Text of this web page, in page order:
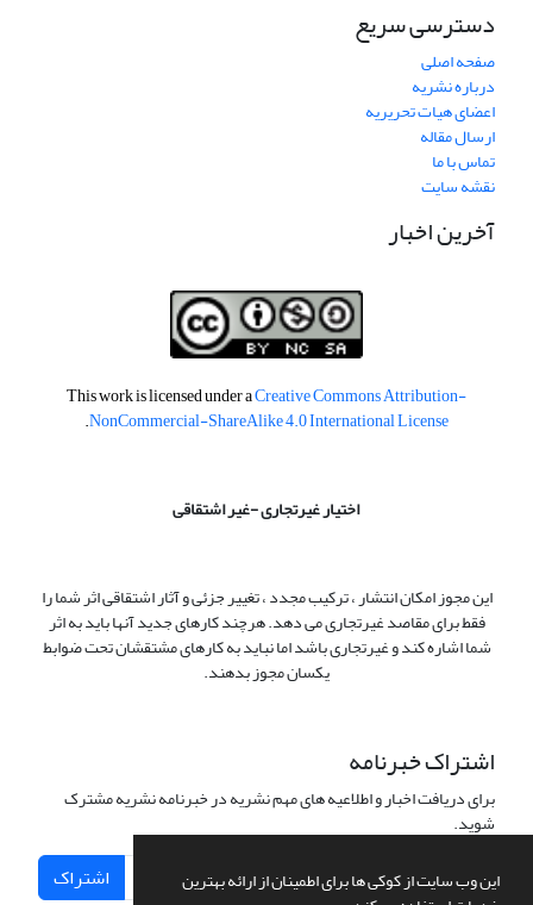
این وب سایت از کوکی ها برای اطمینان از ارائه بهترین
دسترسی سریع
صفحه اصلی
درباره نشریه
اعضای هیات تحریریه
ارسال مقاله
تماس با ما
نقشه سایت
آخرین اخبار
This work is licensed under aCreative Commons Attribution-
NonCommercial-ShareAlike 4.0 International License
.
اختیار غیرتجاری -غیر اشتقاقی
این مجوز امکان انتشار ، ترکیب مجدد ، تغییر جزئی و آثار اشتقاقی اثر شما را
فقط برای مقاصد غیرتجاری می دهد. هرچند کارهای جدید آنها باید به اثر
شما اشاره کند و غیرتجاری باشد اما نباید به کارهای مشتقشان تحت ضوابط
یکسان مجوز بدهند.
اشتراک خبرنامه
برای دریافت اخبار و اطلاعیه های مهم نشریه در خبرنامه نشریه مشترک
شوید.
اشتراک